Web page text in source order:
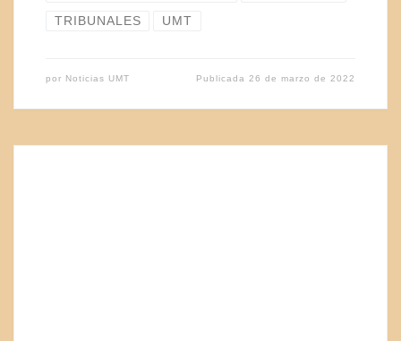
TRIBUNALES UMT
por Noticias UMT Publicada26 de marzo de 2022